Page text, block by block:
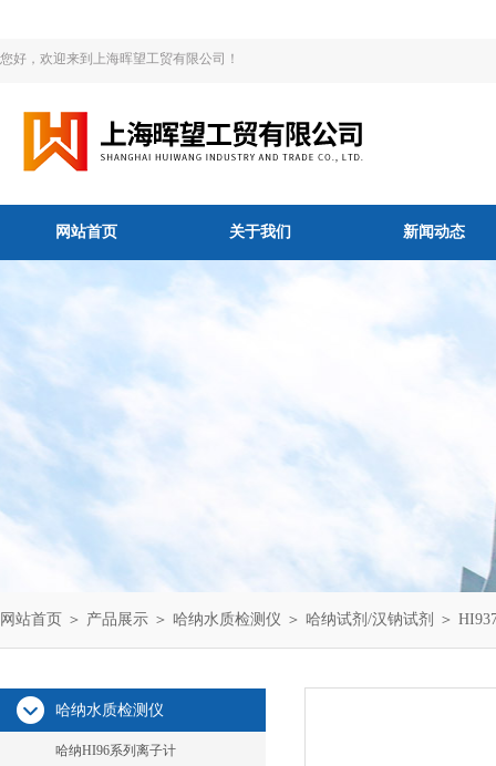
您好，欢迎来到上海晖望工贸有限公司！
网站首页 关于我们 新闻动态
网站首页 ＞ 产品展示 ＞ 哈纳水质检测仪 ＞ 哈纳试剂/汉钠试剂 ＞
哈纳水质检测仪
哈纳HI96系列离子计